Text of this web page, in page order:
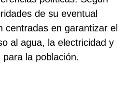
de su eventual
centradas en garantizar el
al agua, la electricidad y
la población.